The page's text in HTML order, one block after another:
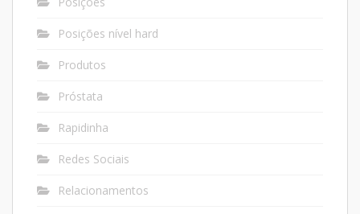
Posições nível hard
Produtos
Próstata
Rapidinha
Redes Sociais
Relacionamentos